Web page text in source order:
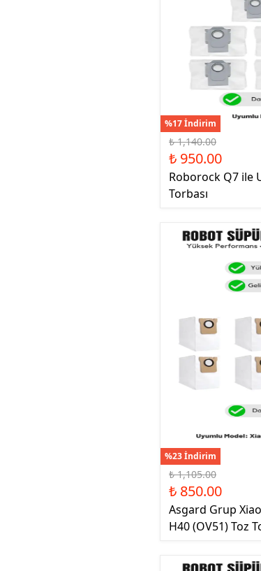
%17 İndirim
₺ 1,140.00
₺ 950.00
Roborock Q7 ile
Torbası
%23 İndirim
₺ 1,105.00
₺ 850.00
Asgard Grup
H40 (OV51) Toz